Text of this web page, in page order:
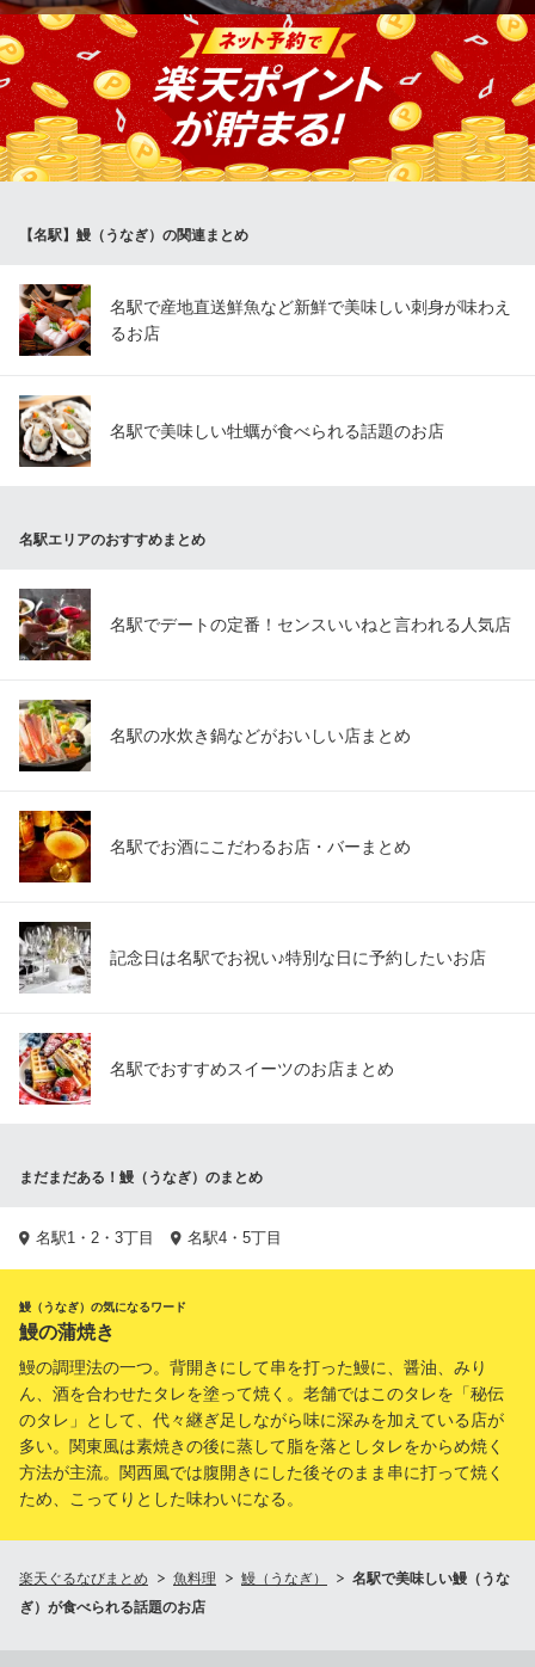
和食 竜むら
個室・ひつまぶし・鍋
地下鉄桜通線名古屋駅 徒歩3分
愛知県名古屋市中村区名駅4-4-10 名古屋クロスコートタワーB1
上質なうなぎを香ばしく焼き上げ、香りと共にお愉しみ頂けます
絶品でございます。
うなぎ・和食 しら河 名駅店
うなぎ和食 ひつまぶし
名鉄名古屋本線名鉄名古屋駅 徒歩6分
【名駅】鰻（うなぎ）の関連まとめ
名駅で産地直送鮮魚など新鮮で美味しい刺身が味わえ
るお店
名駅で美味しい牡蠣が食べられる話題のお店
名駅エリアのおすすめまとめ
名駅でデートの定番！センスいいねと言われる人気店
名駅の水炊き鍋などがおいしい店まとめ
名駅でお酒にこだわるお店・バーまとめ
記念日は名駅でお祝い♪特別な日に予約したいお店
名駅でおすすめスイーツのお店まとめ
まだまだある！鰻（うなぎ）のまとめ
名駅1・2・3丁目 名駅4・5丁目
鰻（うなぎ）の気になるワード
鰻の蒲焼き
鰻の調理法の一つ。背開きにして串を打った鰻に、醤油、みり
ん、酒を合わせたタレを塗って焼く。老舗ではこのタレを「秘伝
のタレ」として、代々継ぎ足しながら味に深みを加えている店が
多い。関東風は素焼きの後に蒸して脂を落としタレをからめ焼く
方法が主流。関西風では腹開きにした後そのまま串に打って焼く
ため、こってりとした味わいになる。
楽天ぐるなびまとめ 魚料理 鰻（うなぎ）
名駅で美味しい鰻（うな
ぎ）が食べられる話題のお店